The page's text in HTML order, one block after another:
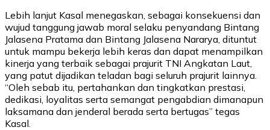
Lebih lanjut Kasal menegaskan, sebagai konsekuensi dan
wujud tanggung jawab moral selaku penyandang Bintang
Jalasena Pratama dan Bintang Jalasena Nararya, dituntut
untuk mampu bekerja lebih keras dan dapat menampilkan
kinerja yang terbaik sebagai prajurit TNI Angkatan Laut,
yang patut dijadikan teladan bagi seluruh prajurit lainnya.
“Oleh sebab itu, pertahankan dan tingkatkan prestasi,
dedikasi, loyalitas serta semangat pengabdian dimanapun
laksamana dan jenderal berada serta bertugas” tegas
Kasal.